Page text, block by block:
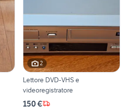
2
Lettore DVD-VHS e
videoregistratore
150 €